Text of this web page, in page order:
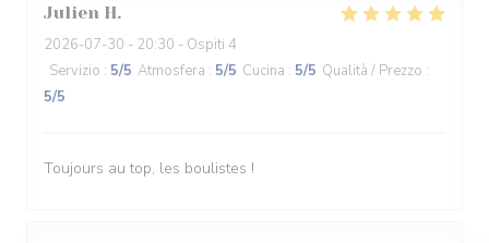
Julien H
2026-07-30 - 20:30 - Ospiti 4
Servizio : 5/5 Atmosfera : 5/5 Cucina : 5/5 Qualità / Prezzo :
5/5
Toujours au top, les boulistes !